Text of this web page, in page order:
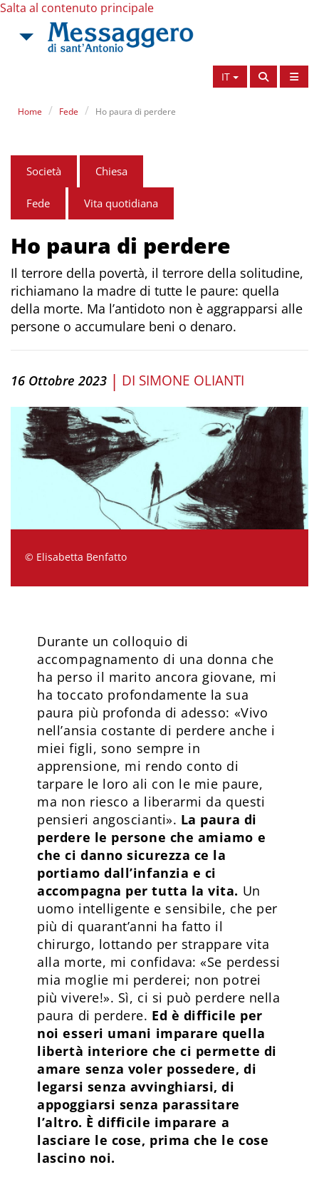
Salta al contenuto principale
IT
Home Fede Ho paura di perdere
Società Chiesa
Fede Vita quotidiana
Ho paura di perdere
Il terrore della povertà, il terrore della solitudine,
richiamano la madre di tutte le paure: quella
della morte. Ma l’antidoto non è aggrapparsi alle
persone o accumulare beni o denaro.
16 Ottobre 2023 | DI SIMONE OLIANTI
© Elisabetta Benfatto
Durante un colloquio di
accompagnamento di una donna che
ha perso il marito ancora giovane, mi
ha toccato profondamente la sua
paura più profonda di adesso: «Vivo
nell’ansia costante di perdere anche i
miei figli, sono sempre in
apprensione, mi rendo conto di
tarpare le loro ali con le mie paure,
ma non riesco a liberarmi da questi
pensieri angoscianti». La paura di
perdere le persone che amiamo e
che ci danno sicurezza ce la
portiamo dall’infanzia e ci
accompagna per tutta la vita. Un
uomo intelligente e sensibile, che per
più di quarant’anni ha fatto il
chirurgo, lottando per strappare vita
alla morte, mi confidava: «Se perdessi
mia moglie mi perderei; non potrei
più vivere!». Sì, ci si può perdere nella
paura di perdere. Ed è difficile per
noi esseri umani imparare quella
libertà interiore che ci permette di
amare senza voler possedere, di
legarsi senza avvinghiarsi, di
appoggiarsi senza parassitare
l’altro. È difficile imparare a
lasciare le cose, prima che le cose
lascino noi.